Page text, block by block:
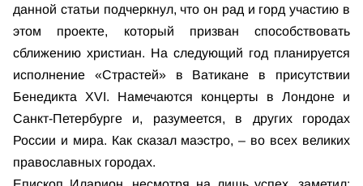
данной статьи подчеркнул, что он рад и горд участию в
этом проекте, который призван способствовать
сближению христиан. На следующий год планируется
исполнение «Страстей» в Ватикане в присутствии
Бенедикта XVI. Намечаются концерты в Лондоне и
Санкт-Петербурге и, разумеется, в других городах
России и мира. Как сказал маэстро, – во всех великих
православных городах.